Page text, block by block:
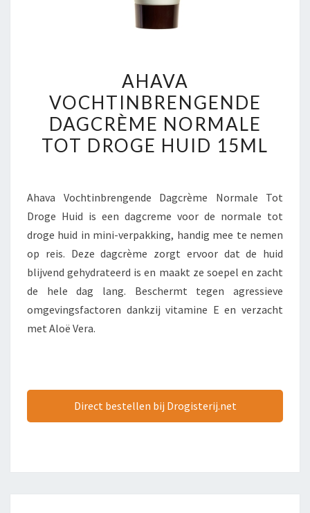
VOCHTINBRENGENDE
DAGCRÈME
NORMALE
TOT
15ML
AHAVA
VOCHTINBRENGENDE
DAGCRÈME NORMALE
TOT DROGE HUID 15ML
Ahava Vochtinbrengende Dagcrème Normale Tot
Droge Huid is een dagcreme voor de normale tot
droge huid in mini-verpakking, handig mee te nemen
op reis. Deze dagcrème zorgt ervoor dat de huid
blijvend gehydrateerd is en maakt ze soepel en zacht
de hele dag lang. Beschermt tegen agressieve
omgevingsfactoren dankzij vitamine E en verzacht
met Aloë Vera.
Direct bestellen bij Drogisterij.net